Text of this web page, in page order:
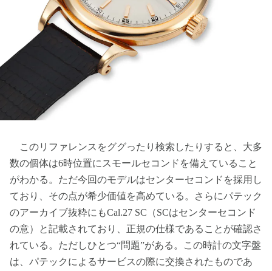
このリファレンスをググったり検索したりすると、大多
数の個体は6時位置にスモールセコンドを備えていること
がわかる。ただ今回のモデルはセンターセコンドを採用し
ており、その点が希少価値を高めている。さらにパテック
のアーカイブ抜粋にもCal.27 SC（SCはセンターセコンド
の意）と記載されており、正規の仕様であることが確認さ
れている。ただしひとつ“問題”がある。この時計の文字盤
は、パテックによるサービスの際に交換されたものであ